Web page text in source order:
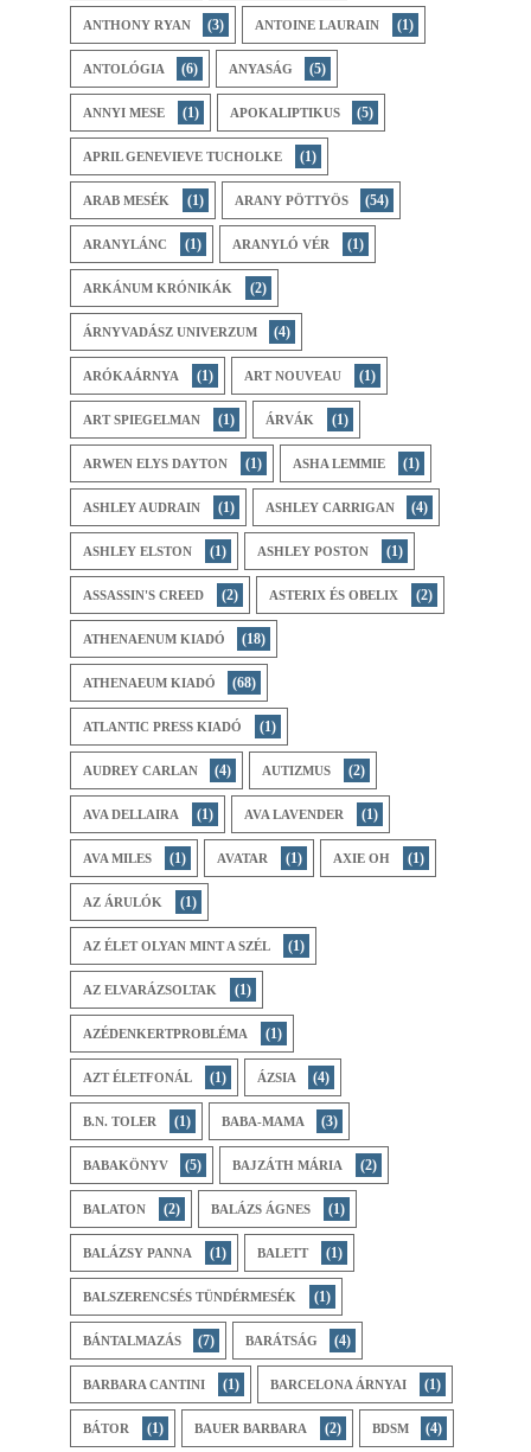
ANTHONY RYAN (3) ANTOINE LAURAIN (1)
ANTOLÓGIA (6) ANYASÁG (5)
ANNYI MESE (1) APOKALIPTIKUS (5)
APRIL GENEVIEVE TUCHOLKE (1)
ARAB MESÉK (1) ARANY PÖTTYÖS (54)
ARANYLÁNC (1) ARANYLÓ VÉR (1)
ARKÁNUM KRÓNIKÁK (2)
ÁRNYVADÁSZ UNIVERZUM (4)
ARÓKAÁRNYA (1) ART NOUVEAU (1)
ART SPIEGELMAN (1) ÁRVÁK (1)
ARWEN ELYS DAYTON (1) ASHA LEMMIE (1)
ASHLEY AUDRAIN (1) ASHLEY CARRIGAN (4)
ASHLEY ELSTON (1) ASHLEY POSTON (1)
ASSASSIN'S CREED (2) ASTERIX ÉS OBELIX (2)
ATHENAENUM KIADÓ (18)
ATHENAEUM KIADÓ (68)
ATLANTIC PRESS KIADÓ (1)
AUDREY CARLAN (4) AUTIZMUS (2)
AVA DELLAIRA (1) AVA LAVENDER (1)
AVA MILES (1) AVATAR (1) AXIE OH (1)
AZ ​ÁRULÓK (1)
AZ ÉLET OLYAN MINT A SZÉL (1)
AZ ELVARÁZSOLTAK (1)
AZÉDENKERTPROBLÉMA (1)
AZT ÉLETFONÁL (1) ÁZSIA (4)
B.N. TOLER (1) BABA-MAMA (3)
BABAKÖNYV (5) BAJZÁTH MÁRIA (2)
BALATON (2) BALÁZS ÁGNES (1)
BALÁZSY PANNA (1) BALETT (1)
BALSZERENCSÉS TÜNDÉRMESÉK (1)
BÁNTALMAZÁS (7) BARÁTSÁG (4)
BARBARA CANTINI (1) BARCELONA ÁRNYAI (1)
BÁTOR (1) BAUER BARBARA (2) BDSM (4)